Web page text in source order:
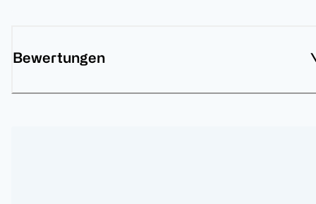
Bewertungen